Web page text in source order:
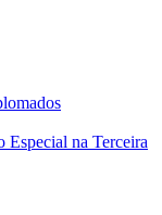
Especial na Terceira